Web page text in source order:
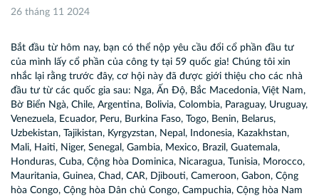
26 tháng 11 2024
Bắt đầu từ hôm nay, bạn có thể nộp yêu cầu đổi cổ phần đầu tư
của mình lấy cổ phần của công ty tại 59 quốc gia! Chúng tôi xin
nhắc lại rằng trước đây, cơ hội này đã được giới thiệu cho các nhà
đầu tư từ các quốc gia sau: Nga, Ấn Độ, Bắc Macedonia, Việt Nam,
Bờ Biển Ngà, Chile, Argentina, Bolivia, Colombia, Paraguay, Uruguay,
Venezuela, Ecuador, Peru, Burkina Faso, Togo, Benin, Belarus,
Uzbekistan, Tajikistan, Kyrgyzstan, Nepal, Indonesia, Kazakhstan,
Mali, Haiti, Niger, Senegal, Gambia, Mexico, Brazil, Guatemala,
Honduras, Cuba, Cộng hòa Dominica, Nicaragua, Tunisia, Morocco,
Mauritania, Guinea, Chad, CAR, Djibouti, Cameroon, Gabon, Cộng
hòa Congo, Cộng hòa Dân chủ Congo, Campuchia, Cộng hòa Nam